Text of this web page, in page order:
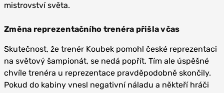
mistrovství světa.
Změna reprezentačního trenéra přišla včas
Skutečnost, že trenér Koubek pomohl české reprezentaci
na světový šampionát, se nedá popřít. Tím ale úspěšné
chvíle trenéra u reprezentace pravděpodobně skončily.
Pokud do kabiny vnesl negativní náladu a někteří hráči